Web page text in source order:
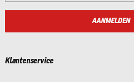
AANMELDEN
Klantenservice